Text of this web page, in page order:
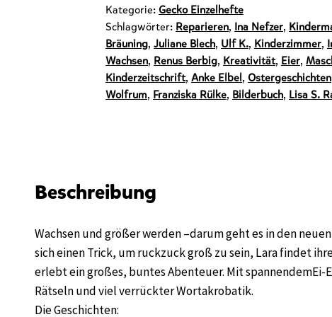
Kategorie:Gecko Einzelhefte
Schlagwörter: Reparieren, Ina Nefzer,
Bräuning,Juliane Blech, Ulf K., Kinderzimmer,
Wachsen, Renus Berbig, Kreativität, Eier,
Kinderzeitschrift,Anke Elbel,Ostergeschichten
Wolfrum, Franziska Rülke, Bilderbuch, Lisa S.
Beschreibung
Wachsen und größer werden –darum geht es in den
sich einen Trick, um ruckzuck groß zu sein, Lara findet
erlebt ein großes, buntes Abenteuer. Mit
Rätseln und viel verrückter Wortakrobatik.
Die Geschichten: